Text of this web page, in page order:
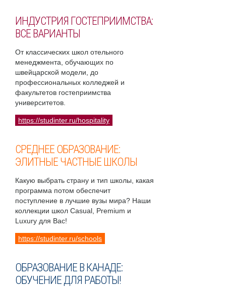
ИНДУСТРИЯ ГОСТЕПРИИМСТВА:
ВСЕ ВАРИАНТЫ
От классических школ отельного
менеджмента, обучающих по
швейцарской модели, до
профессиональных колледжей и
факультетов гостеприимства
университетов.
https://studinter.ru/hospitality
СРЕДНЕЕ ОБРАЗОВАНИЕ:
ЭЛИТНЫЕ ЧАСТНЫЕ ШКОЛЫ
Какую выбрать страну и тип школы, какая
программа потом обеспечит
поступление в лучшие вузы мира? Наши
коллекции школ Casual, Premium и
Luxury для Вас!
https://studinter.ru/schools
ОБРАЗОВАНИЕ В КАНАДЕ:
ОБУЧЕНИЕ ДЛЯ РАБОТЫ!